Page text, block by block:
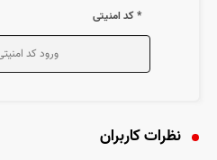
* کد امنیتی
نظرات کاربران